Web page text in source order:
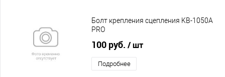
Болт крепления сцепления KB-1050A
PRO
100 руб. / шт
Подробнее